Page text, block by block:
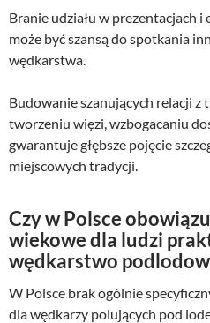
Branie udziału w prezentacjach
może być szansą do spotkania
wędkarstwa.
Budowanie szanujących relacji z
tworzeniu więzi, wzbogacaniu
gwarantuje głębsze pojęcie
miejscowych tradycji.
Czy w Polsce
wiekowe dla ludzi
wędkarstwo
W Polsce brak ogólnie
dla wędkarzy polujących pod